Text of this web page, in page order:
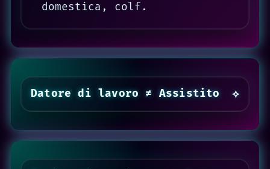
domestica, colf.
Datore di lavoro ≠ Assistito